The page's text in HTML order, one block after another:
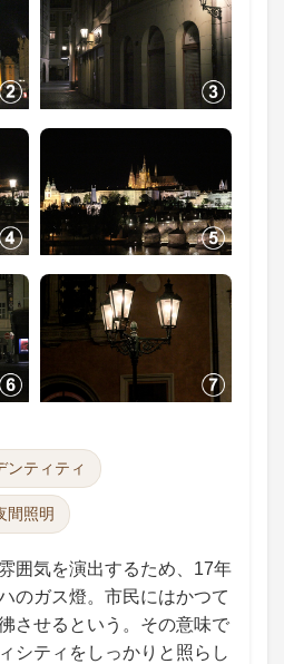
ンティティ
間照明
囲気を演出するため、17年
のガス燈。市民にはかつて
させるという。その意味で
シティをしっかりと照らし